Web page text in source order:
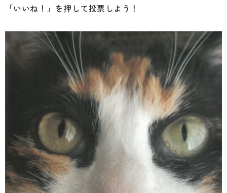
「いいね！」を押して投票しよう！